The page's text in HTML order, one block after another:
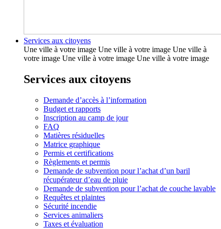
Services aux citoyens
Une ville à votre image Une ville à votre image Une ville à
votre image Une ville à votre image Une ville à votre image
Services aux citoyens
Demande d’accès à l’information
Budget et rapports
Inscription au camp de jour
FAQ
Matières résiduelles
Matrice graphique
Permis et certifications
Règlements et permis
Demande de subvention pour l’achat d’un baril
récupérateur d’eau de pluie
Demande de subvention pour l’achat de couche lavable
Requêtes et plaintes
Sécurité incendie
Services animaliers
Taxes et évaluation